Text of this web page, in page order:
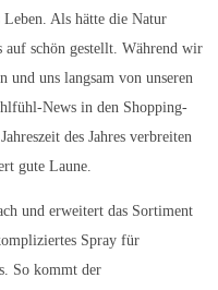
Als hätte die Natur
auf schön gestellt. Während wir
und uns langsam von unseren
News in den Shopping-
des Jahres verbreiten
gute Laune.
und erweitert das Sortiment
Spray für
So kommt der